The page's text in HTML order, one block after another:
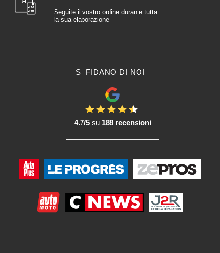
essiccazione meno precisi.
adatta alle diverse esigenze.
Poiché gli essiccatori a infrarossi non comportano una significativa
circolazione dell'aria, il rischio di contaminazione da parte di particelle
sospese nell'aria è minore. Ciò contribuisce a mantenere la qualità dei
della carrozzeria, in quanto offrono vantaggi significativi in termini di velocità,
efficienza e qualità del processo di essiccazione di vernici e rivestimenti.
Fasi di utilizzo di un Essiccatore a infrarossi per carrozzeria:
attento per garantire un'essiccazione efficace e di qualità. Ecco una guida
generale su come utilizzare un essiccatore a infrarossi in carrozzeria:
Prima di iniziare il processo di essiccazione, assicurarsi che il veicolo sia
Seguite il vostro ordine durante tutta
la sua elaborazione.
SI FIDANO DI NOI
4.7/5su 188 recensioni